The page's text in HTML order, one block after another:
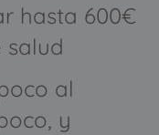
hasta 600€
salud
al
y